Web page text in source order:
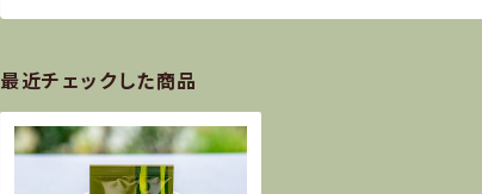
最近チェックした商品